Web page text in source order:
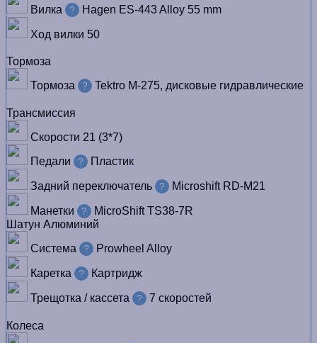
Вилка
? Hagen ES-443 Alloy 55 mm
Ход вилки 50
Тормоза
Тормоза
? Tektro M-275, дисковые гидравлические
Трансмиссия
Скорости 21 (3*7)
Педали
? Пластик
Задний переключатель ? Microshift RD-M21
Манетки ?
MicroShift TS38-7R
Шатун Алюминий
Система
? Prowheel Alloy
Каретка ? Картридж
Трещотка / кассета ? 7 скоростей
Колеса